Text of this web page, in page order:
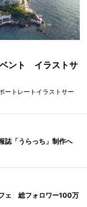
ベント イラストサ
ートレートイラストサー
誌「うらっち」制作へ
ェ 総フォロワー100万